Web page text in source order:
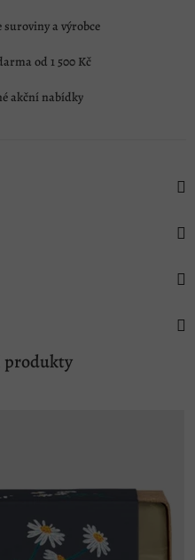
a výrobce
od 1 500 Kč
akční nabídky
produkty